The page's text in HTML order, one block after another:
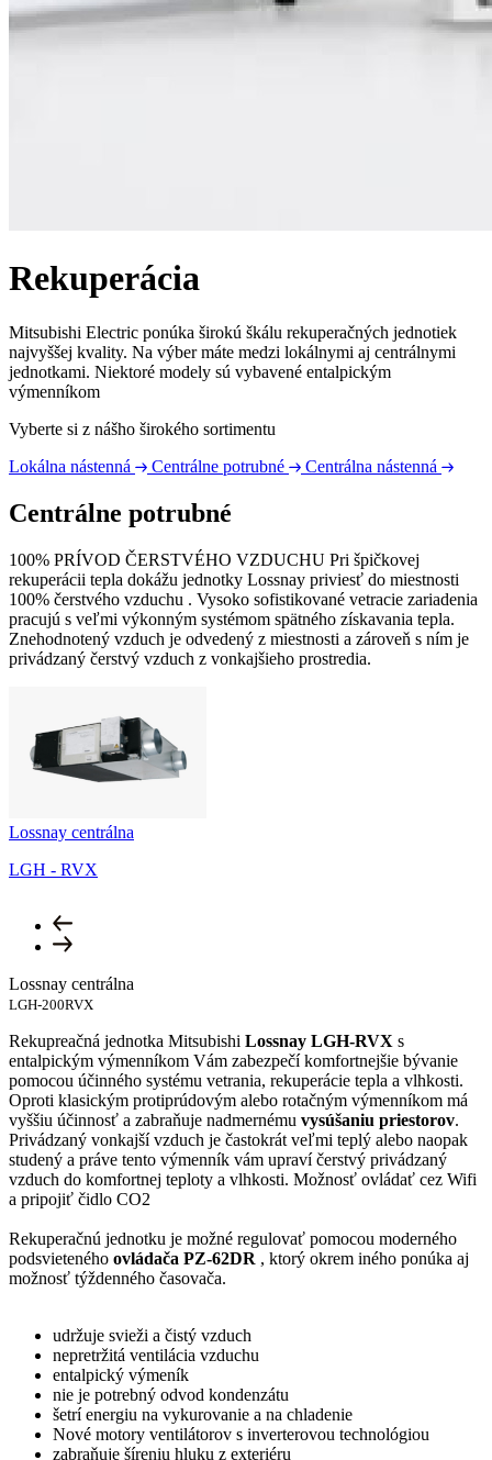
Rekuperácia
Mitsubishi Electric ponúka širokú škálu rekuperačných jednotiek
najvyššej kvality. Na výber máte medzi lokálnymi aj centrálnymi
jednotkami. Niektoré modely sú vybavené entalpickým
výmenníkom
Vyberte si z nášho širokého sortimentu
Lokálna nástenná
Centrálne potrubné Centrálna nástenná
Centrálne potrubné
100% PRÍVOD ČERSTVÉHO VZDUCHU Pri špičkovej
rekuperácii tepla dokážu jednotky Lossnay priviesť do miestnosti
100% čerstvého vzduchu . Vysoko sofistikované vetracie zariadenia
pracujú s veľmi výkonným systémom spätného získavania tepla.
Znehodnotený vzduch je odvedený z miestnosti a zároveň s ním je
privádzaný čerstvý vzduch z vonkajšieho prostredia.
Lossnay centrálna
LGH - RVX
Lossnay centrálna
LGH-200RVX
Rekupreačná jednotka Mitsubishi Lossnay LGH-RVX s
entalpickým výmenníkom Vám zabezpečí komfortnejšie bývanie
pomocou účinného systému vetrania, rekuperácie tepla a vlhkosti.
Oproti klasickým protiprúdovým alebo rotačným výmenníkom má
vyššiu účinnosť a zabraňuje nadmernému vysúšaniu priestorov.
Privádzaný vonkajší vzduch je častokrát veľmi teplý alebo naopak
studený a práve tento výmenník vám upraví čerstvý privádzaný
vzduch do komfortnej teploty a vlhkosti. Možnosť ovládať cez Wifi
a pripojiť čidlo CO2
Rekuperačnú jednotku je možné regulovať pomocou moderného
podsvieteného ovládača PZ-62DR , ktorý okrem iného ponúka aj
možnosť týždenného časovača.
udržuje svieži a čistý vzduch
nepretržitá ventilácia vzduchu
entalpický výmeník
nie je potrebný odvod kondenzátu
šetrí energiu na vykurovanie a na chladenie
Nové motory ventilátorov s inverterovou technológiou
zabraňuje šíreniu hluku z exteriéru